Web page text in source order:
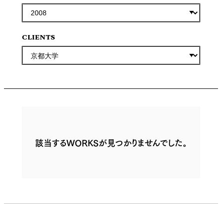
CLIENTS
該当するWORKSが見つかりませんでした。